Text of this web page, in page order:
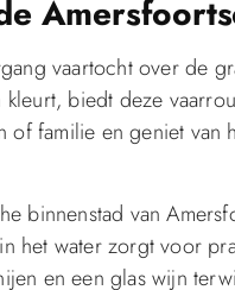
vaartocht over de
biedt deze
familie en geniet van
binnenstad van
het water zorgt voor
en een glas wijn